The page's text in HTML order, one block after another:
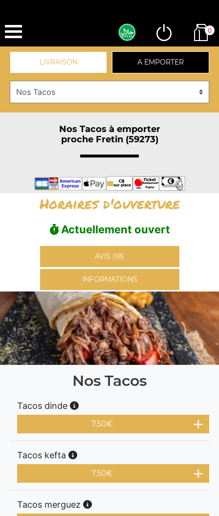
0
LIVRAISON A EMPORTER
Nos Tacos à emporter
proche Fretin (59273)
Horaires d'ouverture
Actuellement ouvert
AVIS (18)
INFORMATIONS
Nos Tacos
Tacos dinde
7.50€
Tacos kefta
7.50€
Tacos merguez